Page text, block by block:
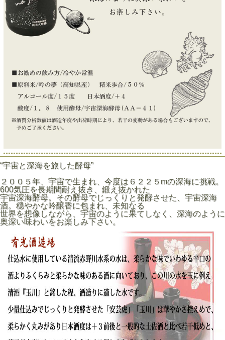
“宇宙と深海を旅した酵母”
２００５年、宇宙で生まれ、今度は６２２５mの深海に挑戦。
600気圧を長期間耐え抜き、鍛え抜かれた
宇宙深海酵母。その酵母でじっくりと発酵させた、宇宙深海
酒。穏やかな吟醸香に包まれ、未知なる
世界を想像しながら、宇宙のように果てしなく、深海のように
奥深い味わいをお楽しみ下さい。